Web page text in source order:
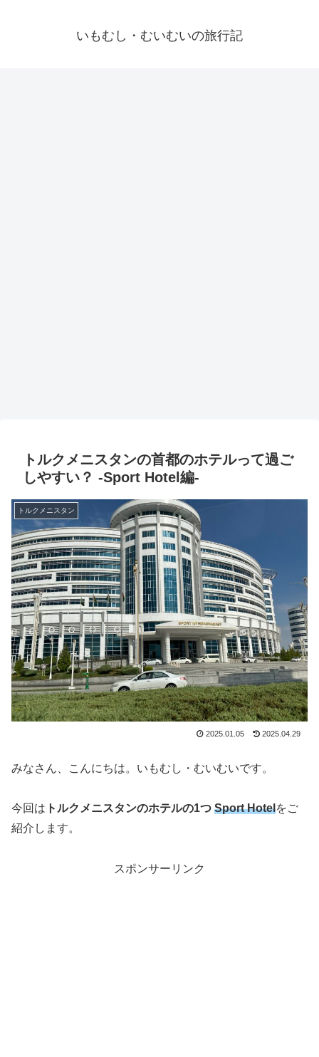
いもむし・むいむいの旅行記
トルクメニスタンの首都のホテルって過ご
しやすい？ -Sport Hotel編-
トルクメニスタン
2025.01.05 2025.04.29
みなさん、こんにちは。いもむし・むいむいです。
今回は トルクメニスタンのホテルの1つ Sport Hotelをご
紹介します。
スポンサーリンク